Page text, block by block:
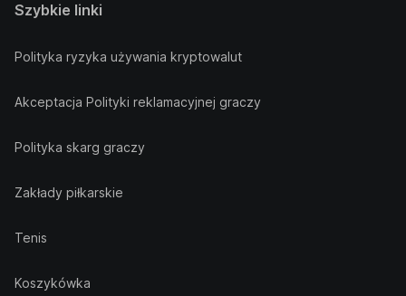
Szybkie linki
Polityka ryzyka używania kryptowalut
Akceptacja Polityki reklamacyjnej graczy
Polityka skarg graczy
Zakłady piłkarskie
Tenis
Koszykówka